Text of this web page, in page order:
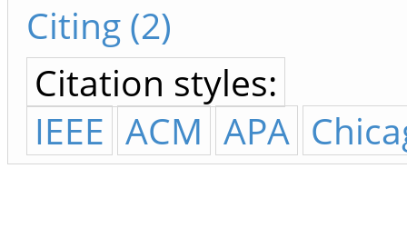
Citing (2)
Citation styles:
IEEE ACM APA